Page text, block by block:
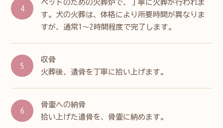
ペットのための火葬炉で、丁寧に火葬が行われま
す。犬の火葬は、体格により所要時間が異なりま
すが、通常1～2時間程度で完了します。
収骨
火葬後、遺骨を丁寧に拾い上げます。
骨壷への納骨
拾い上げた遺骨を、骨壷に納めます。